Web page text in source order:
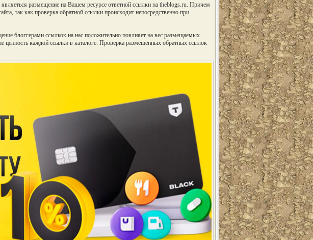
размещение на Вашем ресурсе ответной ссылки на theblogs.ru. Причем
так как проверка обратной ссылки происходит непосредственно при
блоггерами ссылкок на нас положительно повлияет на вес размещаемых
каждой ссылки в каталоге. Проверка размещенных обратных ссылок